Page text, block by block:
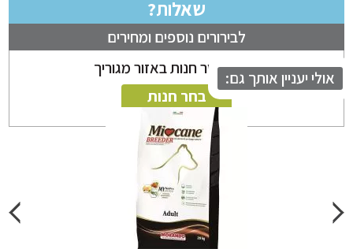
שאלות?
לבירורים נוספים ומחירים
ניתן לבחור חנות באזור מגוריך
בחר חנות
יעניין אותך גם: